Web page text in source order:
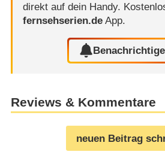
direkt auf dein Handy.
fernsehserien.deApp.
Reviews & Kommentare
neuen Beitrag